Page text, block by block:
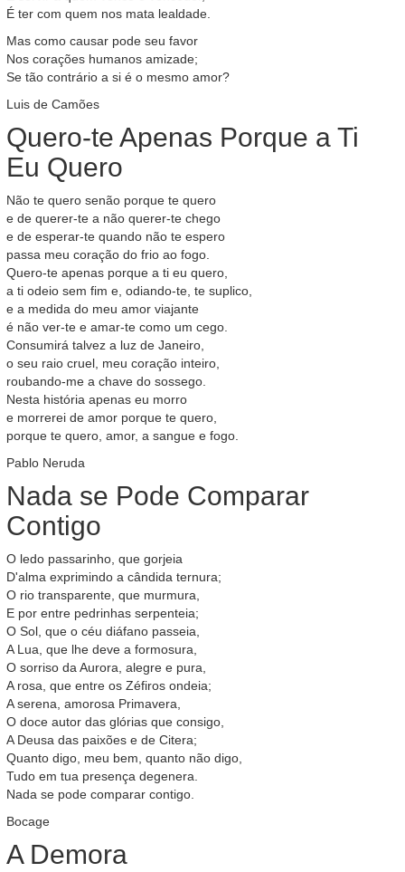
É ter com quem nos mata lealdade.
Mas como causar pode seu favor
Nos corações humanos amizade;
Se tão contrário a si é o mesmo amor?
Luis de Camões
Quero-te Apenas Porque a Ti
Eu Quero
Não te quero senão porque te quero
e de querer-te a não querer-te chego
e de esperar-te quando não te espero
passa meu coração do frio ao fogo.
Quero-te apenas porque a ti eu quero,
a ti odeio sem fim e, odiando-te, te suplico,
e a medida do meu amor viajante
é não ver-te e amar-te como um cego.
Consumirá talvez a luz de Janeiro,
o seu raio cruel, meu coração inteiro,
roubando-me a chave do sossego.
Nesta história apenas eu morro
e morrerei de amor porque te quero,
porque te quero, amor, a sangue e fogo.
Pablo Neruda
Nada se Pode Comparar
Contigo
O ledo passarinho, que gorjeia
D'alma exprimindo a cândida ternura;
O rio transparente, que murmura,
E por entre pedrinhas serpenteia;
O Sol, que o céu diáfano passeia,
A Lua, que lhe deve a formosura,
O sorriso da Aurora, alegre e pura,
A rosa, que entre os Zéfiros ondeia;
A serena, amorosa Primavera,
O doce autor das glórias que consigo,
A Deusa das paixões e de Citera;
Quanto digo, meu bem, quanto não digo,
Tudo em tua presença degenera.
Nada se pode comparar contigo.
Bocage
A Demora